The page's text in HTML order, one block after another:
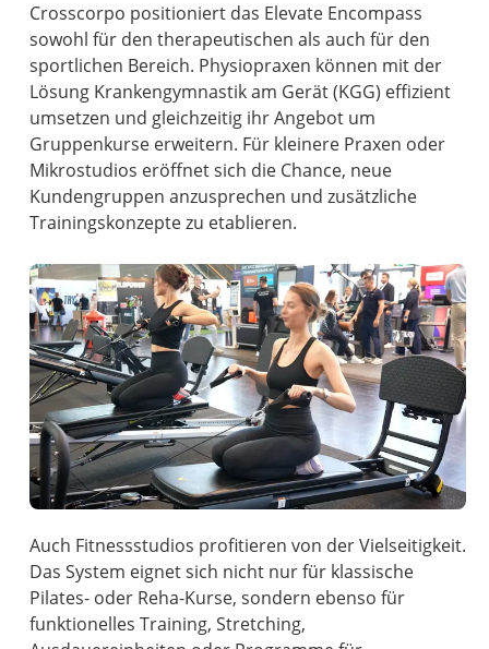
Crosscorpo positioniert das Elevate Encompass
sowohl für den therapeutischen als auch für den
sportlichen Bereich. Physiopraxen können mit der
Lösung Krankengymnastik am Gerät (KGG) effizient
umsetzen und gleichzeitig ihr Angebot um
Gruppenkurse erweitern. Für kleinere Praxen oder
Mikrostudios eröffnet sich die Chance, neue
Kundengruppen anzusprechen und zusätzliche
Trainingskonzepte zu etablieren.
Auch Fitnessstudios profitieren von der Vielseitigkeit.
Das System eignet sich nicht nur für klassische
Pilates- oder Reha-Kurse, sondern ebenso für
funktionelles Training, Stretching,